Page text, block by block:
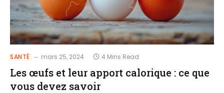
SANTÉ mars 25, 2024 4 Mins Read
Les œufs et leur apport calorique : ce que
vous devez savoir